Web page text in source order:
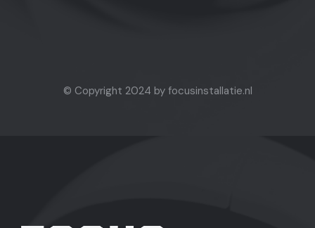
© Copyright 2024 by focusinstallatie.nl